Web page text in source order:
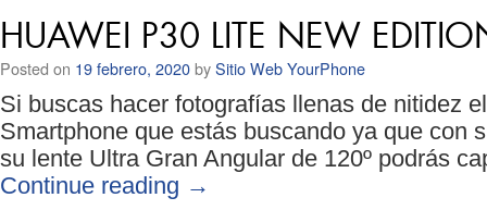
HUAWEI P30 LITE NEW
Posted on 19 febrero, 2020bySitio Web YourPhone
Si buscas hacer fotografías llenas de nitidez
Smartphone que estás buscando ya que con
su lente Ultra Gran Angular de 120º podrás
Continue reading →